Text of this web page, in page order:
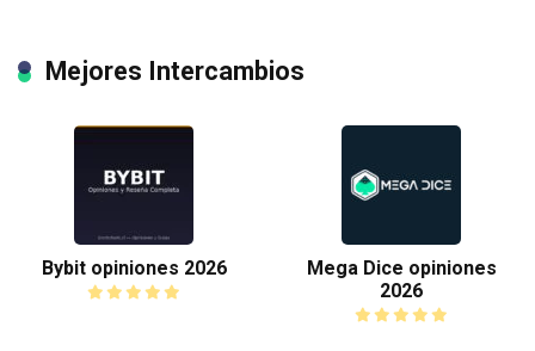
Mejores Intercambios
Bybit opiniones 2026
Mega Dice opiniones
2026